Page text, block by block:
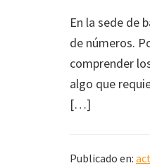
En la sede de
de números.
comprender
algo que
[…]
Publicado en: